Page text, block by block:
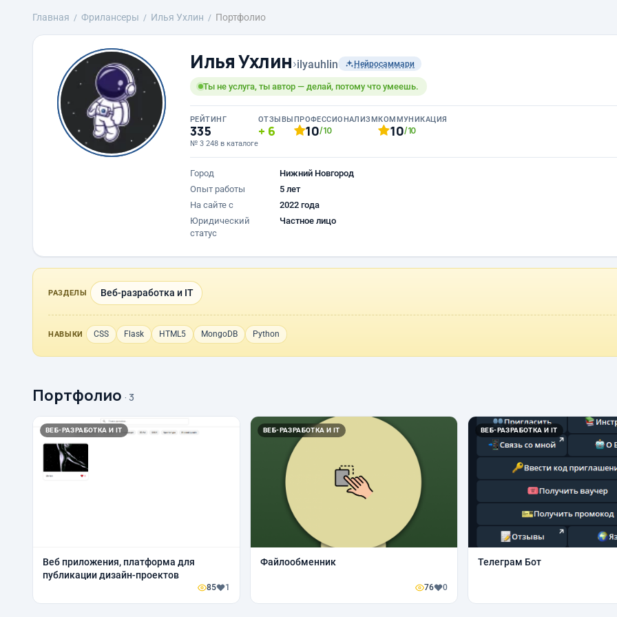
Главная Фрилансеры Илья Ухлин Портфолио
Илья Ухлин›ilyauhlin Нейросаммари
Ты не услуга, ты автор — делай, потому что умеешь.
РЕЙТИНГ
335
№ 3 248 в каталоге
ОТЗЫВЫ
6
ПРОФЕССИОНАЛИЗМ
10/10
КОММУНИКАЦИЯ
10/10
Город
Нижний Новгород
Опыт работы
5 лет
На сайте с
2022 года
Юридический
статус
Частное лицо
РАЗДЕЛЫ Веб-разработка и IT
НАВЫКИ CSS Flask HTML5 MongoDB Python
Портфолио · 3
ВЕБ-РАЗРАБОТКА И IT
Веб приложения, платформа для
публикации дизайн-проектов
85 1
ВЕБ-РАЗРАБОТКА И IT
Файлообменник
76 0
ВЕБ-РАЗРАБОТКА И IT
Телеграм Бот